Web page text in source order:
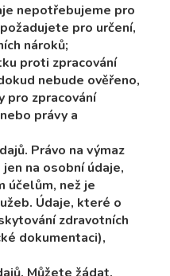
nepotřebujeme pro
pro určení,
nároků;
proti zpracování
nebude ověřeno,
pro zpracování
právy a
Právo na výmaz
na osobní údaje,
účelům, než je
Údaje, které o
zdravotních
dokumentaci),